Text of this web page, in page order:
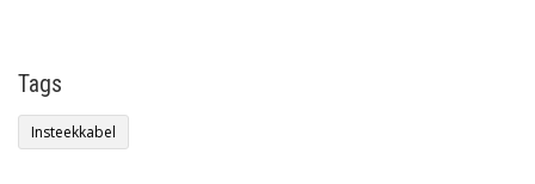
Tags
Insteekkabel